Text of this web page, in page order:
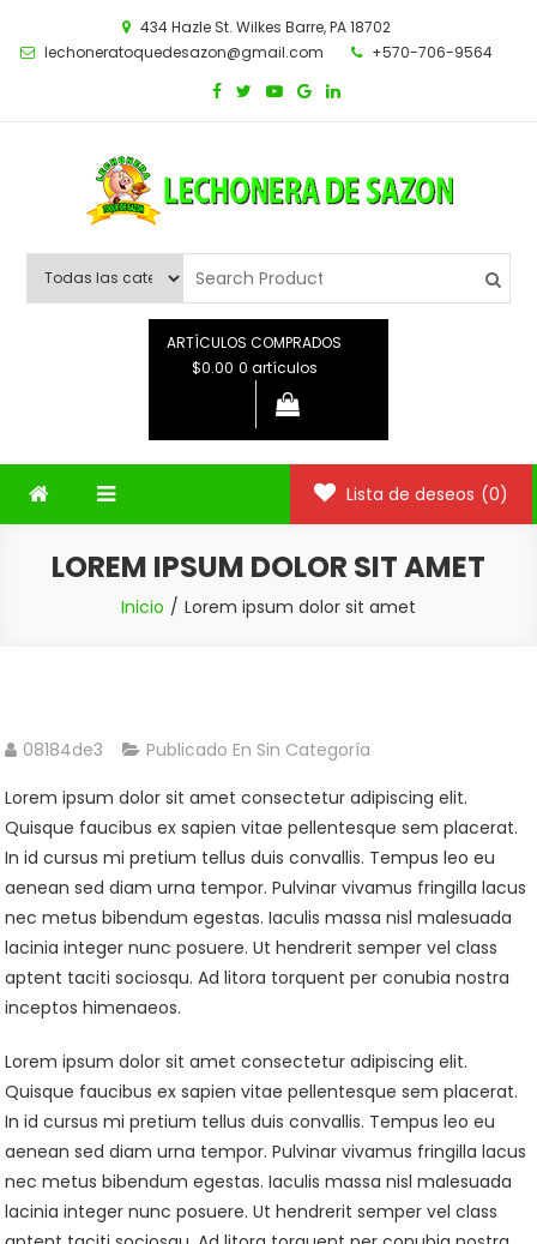
434 Hazle St. Wilkes Barre, PA 18702
lechoneratoquedesazon@gmail.com
+570-706-9564
ARTÍCULOS COMPRADOS
$0.00 0 artículos
Lista de deseos (0)
LOREM IPSUM DOLOR SIT AMET
Inicio Lorem ipsum dolor sit amet
08184de3
Publicado En Sin Categoría
Lorem ipsum dolor sit amet consectetur adipiscing elit.
Quisque faucibus ex sapien vitae pellentesque sem placerat.
In id cursus mi pretium tellus duis convallis. Tempus leo eu
aenean sed diam urna tempor. Pulvinar vivamus fringilla lacus
nec metus bibendum egestas. Iaculis massa nisl malesuada
lacinia integer nunc posuere. Ut hendrerit semper vel class
aptent taciti sociosqu. Ad litora torquent per conubia nostra
inceptos himenaeos.
Lorem ipsum dolor sit amet consectetur adipiscing elit.
Quisque faucibus ex sapien vitae pellentesque sem placerat.
In id cursus mi pretium tellus duis convallis. Tempus leo eu
aenean sed diam urna tempor. Pulvinar vivamus fringilla lacus
nec metus bibendum egestas. Iaculis massa nisl malesuada
lacinia integer nunc posuere. Ut hendrerit semper vel class